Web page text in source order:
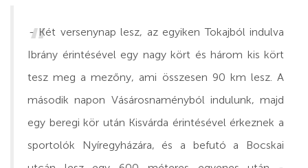
- Két versenynap lesz, az egyiken Tokajból indulva
Ibrány érintésével egy nagy kört és három kis kört
tesz meg a mezőny, ami összesen 90 km lesz. A
második napon Vásárosnaményból indulunk, majd
egy beregi kör után Kisvárda érintésével érkeznek a
sportolók Nyíregyházára, és a befutó a Bocskai